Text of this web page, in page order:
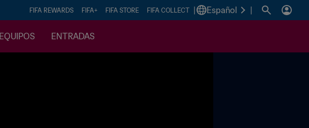
FIFA REWARDS FIFA+ FIFA STORE FIFA COLLECT Español
EQUIPOS ENTRADAS